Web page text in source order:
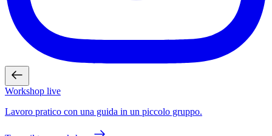
Workshop live
Lavoro pratico con una guida in un piccolo gruppo.